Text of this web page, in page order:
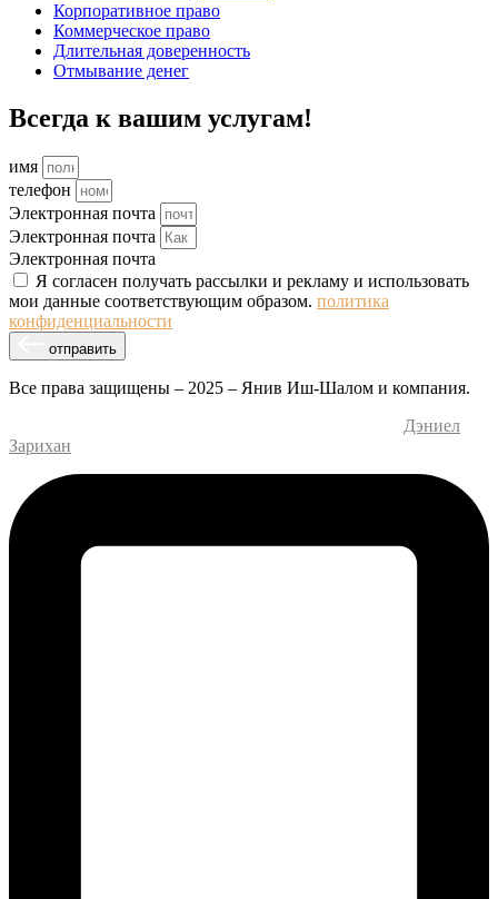
Корпоративное право
Коммерческое право
Длительная доверенность
Отмывание денег
Всегда к вашим услугам!
имя
телефон
Электронная почта
Электронная почта
Электронная почта
Я согласен получать рассылки и рекламу и использовать
мои данные соответствующим образом. политика
конфиденциальности
отправить
Все права защищены – 2025 – Янив Иш-Шалом и компания.
Дэниел
Зарихан